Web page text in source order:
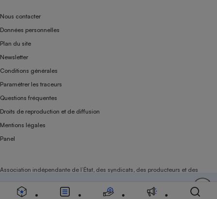
Soutenez-nous
Nous contacter
Données personnelles
Plan du site
Newsletter
Conditions générales
Paramétrer les traceurs
Questions fréquentes
Droits de reproduction et de diffusion
Mentions légales
Panel
Association indépendante de l’État, des syndicats, des producteurs et des